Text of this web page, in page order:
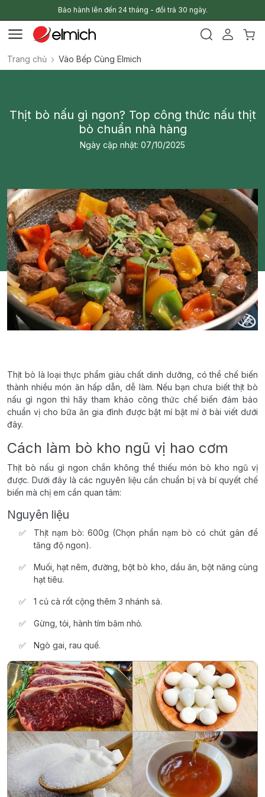
Bảo hành lên đến 24 tháng - đổi trả 30 ngày.
Trang chủ Vào Bếp Cùng Elmich
Thịt bò nấu gì ngon? Top công thức nấu thịt
bò chuẩn nhà hàng
Ngày cập nhật: 07/10/2025
Thịt bò là loại thực phẩm giàu chất dinh dưỡng, có thể chế biến
thành nhiều món ăn hấp dẫn, dễ làm. Nếu bạn chưa biết thịt bò
nấu gì ngon thì hãy tham khảo công thức chế biến đảm bảo
chuẩn vị cho bữa ăn gia đình được bật mí bật mí ở bài viết dưới
đây.
Cách làm bò kho ngũ vị hao cơm
Thịt bò nấu gì ngon chắn không thể thiếu món bò kho ngũ vị
được. Dưới đây là các nguyên liệu cần chuẩn bị và bí quyết chế
biến mà chị em cần quan tâm:
Nguyên liệu
Thịt nạm bò: 600g (Chọn phần nạm bò có chút gân để
tăng độ ngon).
Muối, hạt nêm, đường, bột bò kho, dầu ăn, bột năng cùng
hạt tiêu.
1 củ cà rốt cộng thêm 3 nhánh sả.
Gừng, tỏi, hành tím băm nhỏ.
Ngò gai, rau quế.